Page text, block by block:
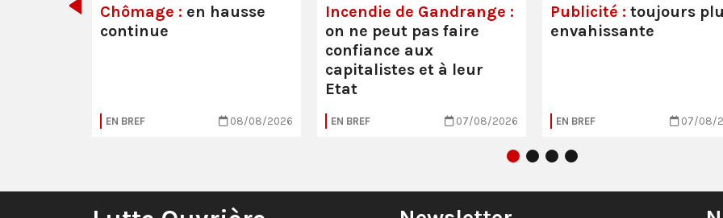
Chômage : en hausse
continue
EN BREF 08/08/2026
Incendie de Gandrange :
on ne peut pas faire
confiance aux
capitalistes et à leur
Etat
EN BREF 07/08/2026
Publicité : toujours
envahissante
EN BREF 07/08/